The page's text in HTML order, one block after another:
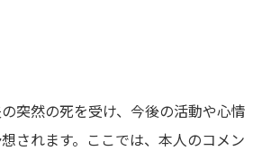
突然の死を受け、今後の活動や心情
されます。ここでは、本人のコメン